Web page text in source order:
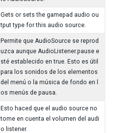
Gets or sets the gamepad audio ou
tput type for this audio source.
Permite que AudioSource se reprod
uzca aunque AudioListener.pause e
sté establecido en true. Esto es útil
para los sonidos de los elementos
del menú o la música de fondo en l
os menús de pausa.
Esto haced que el audio source no
tome en cuenta el volumen del audi
o listener.